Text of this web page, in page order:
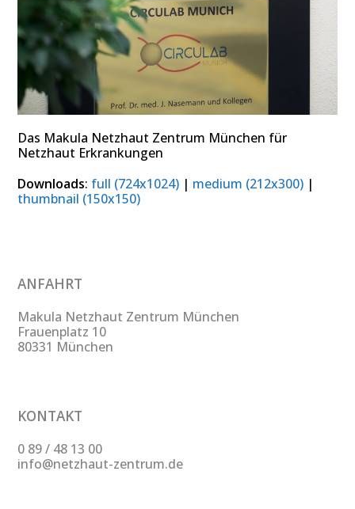
Das Makula Netzhaut Zentrum München für
Netzhaut Erkrankungen
Downloads: full (724x1024) | medium (212x300) |
thumbnail (150x150)
ANFAHRT
Makula Netzhaut Zentrum München
Frauenplatz 10
80331 München
KONTAKT
0 89 / 48 13 00
info@netzhaut-zentrum.de